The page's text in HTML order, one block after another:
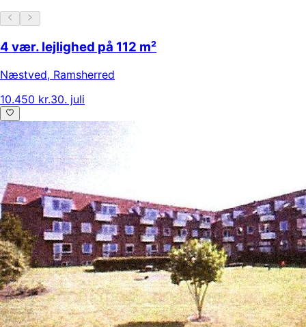
4 vær. lejlighed på 112 m²
Næstved, Ramsherred
10.450 kr.30. juli